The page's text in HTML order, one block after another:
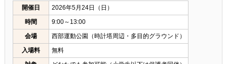
開催日
2026年5月24日（日）
時間
9:00～13:00
会場
西部運動公園（時計塔周辺・多目的グラウンド）
入場料
無料